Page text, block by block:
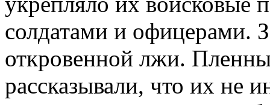
солдатами и офицерами.
откровенной лжи.
рассказывали, что их не